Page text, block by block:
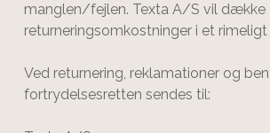
manglen/fejlen. Texta A/S vil dække
returneringsomkostninger i et
Ved returnering, reklamationer og
fortrydelsesretten sendes til: